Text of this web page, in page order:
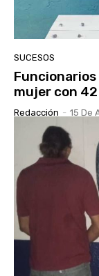
SUCESOS
mujer con
Redacción - 15 De